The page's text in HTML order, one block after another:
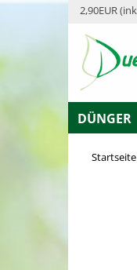
2,90EUR
DÜNGER
Startseite